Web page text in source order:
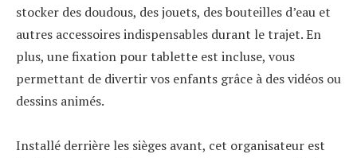
stocker des doudous, des jouets, des bouteilles d’eau et
autres accessoires indispensables durant le trajet. En
plus, une fixation pour tablette est incluse, vous
permettant de divertir vos enfants grâce à des vidéos ou
dessins animés.
Installé derrière les sièges avant, cet organisateur est